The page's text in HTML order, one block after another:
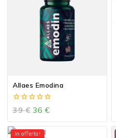
Allaes Emodina
0
out
of
5
39€ 36 €
In offerta!